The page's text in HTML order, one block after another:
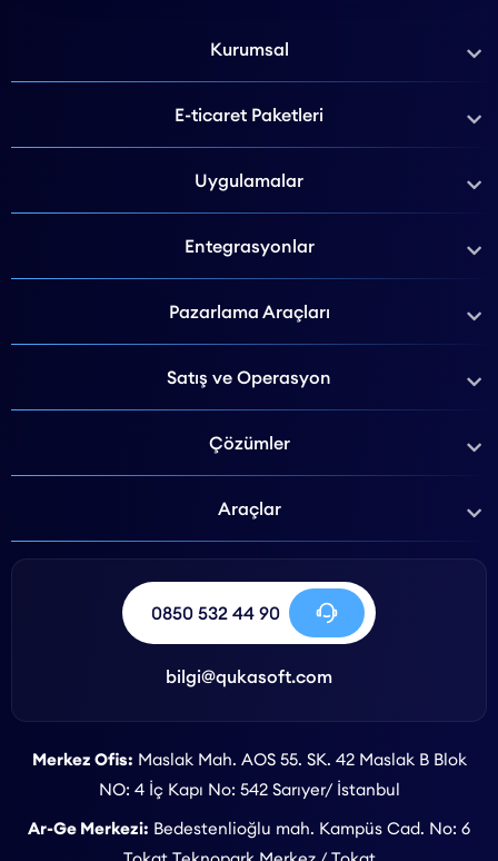
Kurumsal
E-ticaret Paketleri
Uygulamalar
Entegrasyonlar
Pazarlama Araçları
Satış ve Operasyon
Çözümler
Araçlar
0850 532 44 90
bilgi@qukasoft.com
Merkez Ofis: Maslak Mah. AOS 55. SK. 42 Maslak B Blok
NO: 4 İç Kapı No: 542 Sarıyer/ İstanbul
Ar-Ge Merkezi: Bedestenlioğlu mah. Kampüs Cad. No: 6